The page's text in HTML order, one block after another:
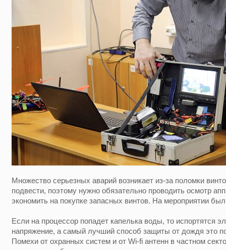
Множество серьезных аварий возникает из-за поломки
подвести, поэтому нужно обязательно проводить осмотр
экономить на покупке запасных винтов. На мероприятии
Если на процессор попадет капелька воды, то испортятся
напряжение, а самый лучший способ защиты от дождя это
Помехи от охранных систем и от Wi-fi антенн в частном